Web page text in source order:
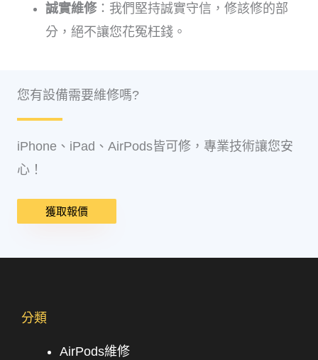
誠實維修：我們堅持誠實守信，修該修的部
分，絕不讓您花冤枉錢。
您有設備需要維修嗎?
iPhone、iPad、AirPods皆可修，專業技術讓您安
心！
獲取報價
分類
AirPods維修